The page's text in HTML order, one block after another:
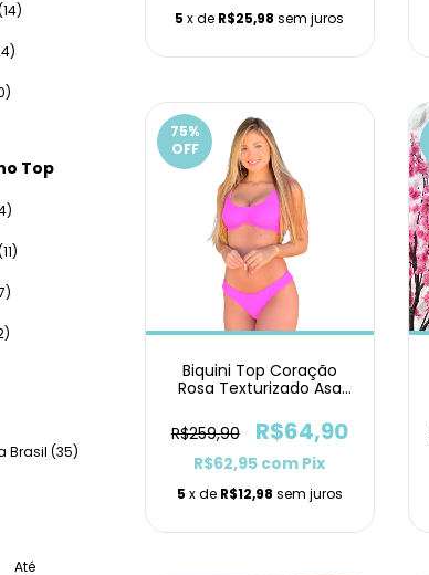
Top
Brasil (35)
Até
5 x de R$25,98 sem juros
75%
OFF
Biquini Top Coração
Rosa Texturizado Asa
R$259,90
R$64,90
R$62,95 com Pix
5 x de R$12,98 sem juros